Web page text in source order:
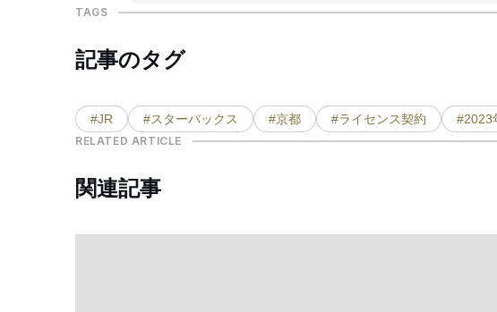
TAGS
記事のタグ
#JR #スターバックス #京都 #ライセンス契約 #2023
RELATED ARTICLE
関連記事